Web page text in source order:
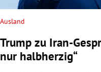
Ausland
Trump zu Iran-
nur halbherzig“